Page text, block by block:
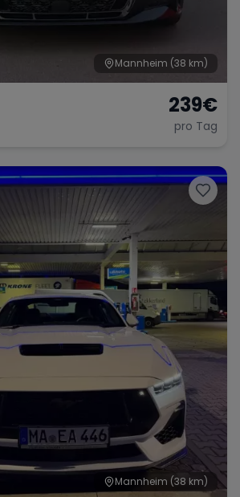
Maserati
Corvette
Mannheim (38 km)
239€
pro Tag
Mannheim (38 km)